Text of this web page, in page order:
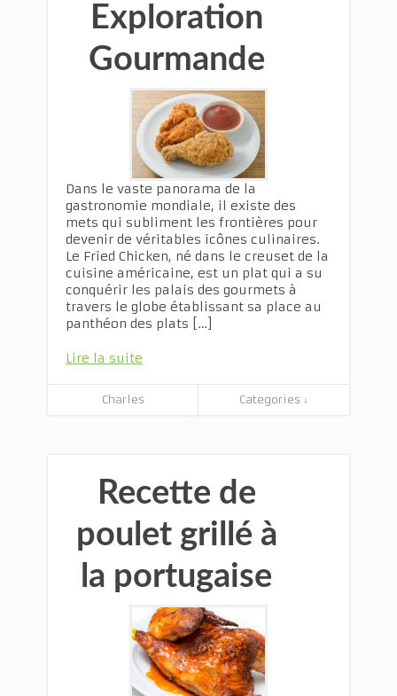
Exploration
Gourmande
Dans le vaste panorama de la
gastronomie mondiale, il existe des
mets qui subliment les frontières pour
devenir de véritables icônes culinaires.
Le Fried Chicken, né dans le creuset de la
cuisine américaine, est un plat qui a su
conquérir les palais des gourmets à
travers le globe établissant sa place au
panthéon des plats […]
Lire la suite
Charles Categories ↓
Recette de
poulet grillé à
la portugaise